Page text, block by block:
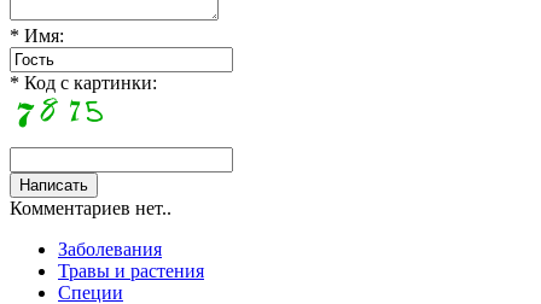
* Имя:
* Код с картинки:
Комментариев нет..
Заболевания
Травы и растения
Специи